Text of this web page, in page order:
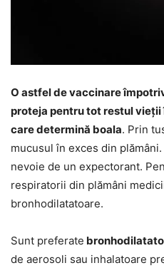
O astfel de vaccinare
proteja pentru tot restul
care determină boala. Prin
mucusul în exces din
nevoie de un expectorant.
respiratorii din plămâni
bronhodilatatoare.
Sunt preferate
de aerosoli sau inhalatoare